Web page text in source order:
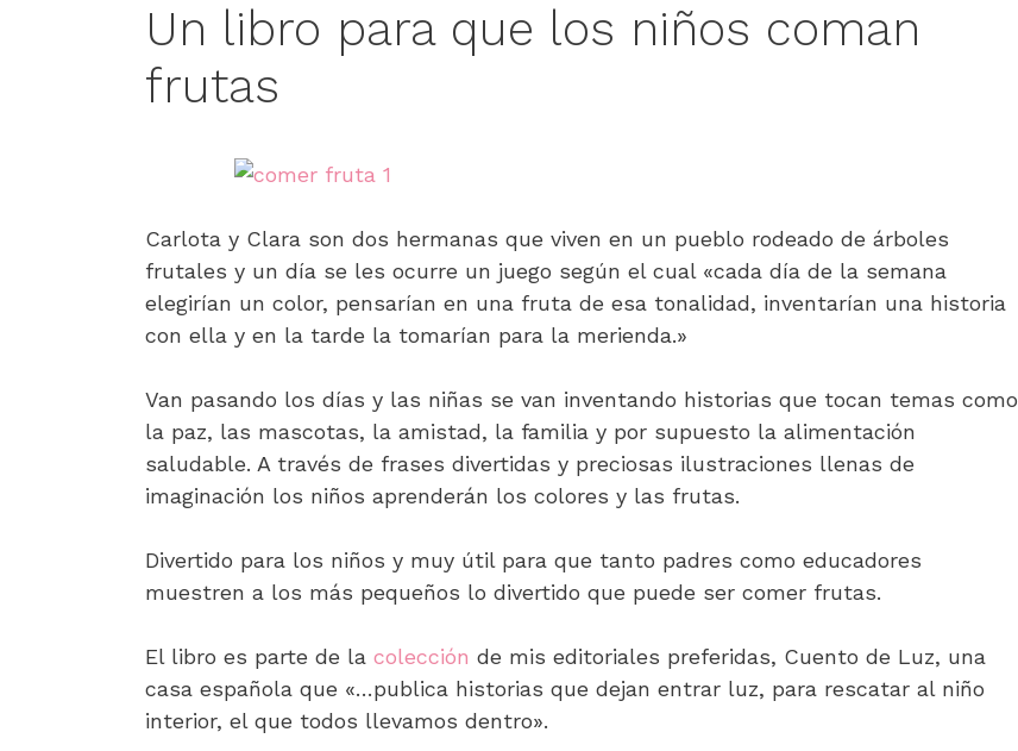
Un libro para que los niños coman
frutas
Carlota y Clara son dos hermanas que viven en un pueblo rodeado de árboles
frutales y un día se les ocurre un juego según el cual «cada día de la semana
elegirían un color, pensarían en una fruta de esa tonalidad, inventarían una historia
con ella y en la tarde la tomarían para la merienda.»
Van pasando los días y las niñas se van inventando historias que tocan temas como
la paz, las mascotas, la amistad, la familia y por supuesto la alimentación
saludable. A través de frases divertidas y preciosas ilustraciones llenas de
imaginación los niños aprenderán los colores y las frutas.
Divertido para los niños y muy útil para que tanto padres como educadores
muestren a los más pequeños lo divertido que puede ser comer frutas.
El libro es parte de la colección de mis editoriales preferidas, Cuento de Luz, una
casa española que «…publica historias que dejan entrar luz, para rescatar al niño
interior, el que todos llevamos dentro».